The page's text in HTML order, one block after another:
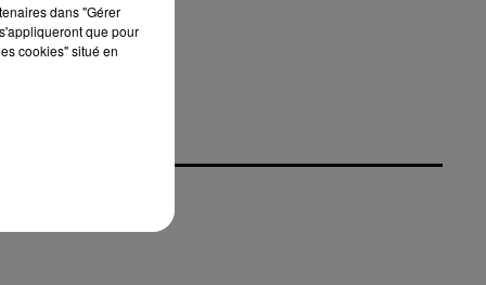
dans "Gérer
que pour
cookies" situé en